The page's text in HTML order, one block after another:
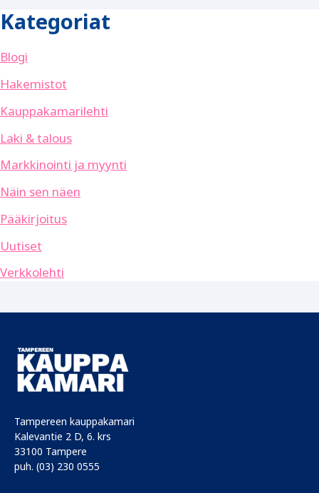
Kategoriat
Blogi
Hakemistot
Kauppakamarilehti
Laki & talous
Markkinointi ja myynti
Näin sen näen
Pääkirjoitus
Uutiset
Verkkolehti
Tampereen kauppakamari
Kalevantie 2 D, 6. krs
33100 Tampere
puh. (03) 230 0555